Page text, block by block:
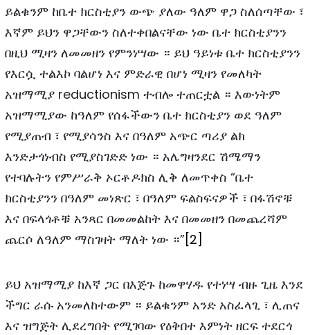
ይልቁንም ከቤተ ክርስቲያን ውጭ ያለው ዓለም ዋጋ ስለሰጣቸው ፣
እኛም ይህን ዋጋቸውን ስለተቀበልናቸው ነው ቤተ ክርስቲያንን
በዚህ ሚዛን ለመመዘን የምንነሣው ። ይህ ዓይነቱ ቤተ ክርስቲያንን
የእርሷ ተልእኮ ባልሆነ እና ምድራዊ በሆነ ሚዛን የመለካት
አዝማሚያ reductionism ተብሎ ተጠርቷል ። እውነትም
አዝማሚያው ከዓለም የሰፋችውን ቤተ ክርስቲያን ወደ ዓለም
የሚያጠብ ፣ የሚያሳንስ እና በዓለም አጭር ጣሪያ ልክ
እንድታጎነብስ የሚያስገድድ ነው ። አሌግዛንደር ሽሜማን
የተባሉትን የምሥራቅ ኦርቶዶክስ ሊቅ ለመጥቀስ “ቤተ
ክርስቲያንን በዓለም መነጽር ፣ በዓለም ፍልስፍናዎች ፣ በፋሽኖቹ
እና በፍላጎቶቹ አንጻር በመመልከት እና በመመዘን በመጨረሻም
ጨርሶ ለዓለም ማስገዛት ማለት ነው ።”[2]
ይህ አዝማሚያ ከእኛ ጋር በእጅጉ ከመዋሃዱ የተነሣ ብዙ ጊዜ እንደ
ችግር ራሱ አንመለከተውም ። ይልቁንም አንድ አስፈላጊ ፣ ሊጠና
እና ዝግጅት ሊደረግበት የሚገባው የዕቅበተ እምነት ዘርፍ ተደርጎ